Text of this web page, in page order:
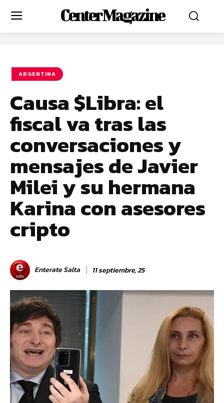
Center Magazine
ARGENTINA
Causa $Libra: el
fiscal va tras las
conversaciones y
mensajes de Javier
Milei y su hermana
Karina con asesores
cripto
Enterate Salta 11 septiembre, 25